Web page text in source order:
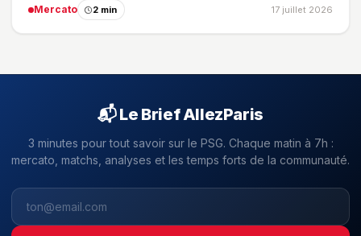
Mercato 2 min 17 juillet 2026
📬 Le Brief AllezParis
3 minutes pour tout savoir sur le PSG. Chaque matin à 7h :
mercato, matchs, analyses et les temps forts de la communauté.